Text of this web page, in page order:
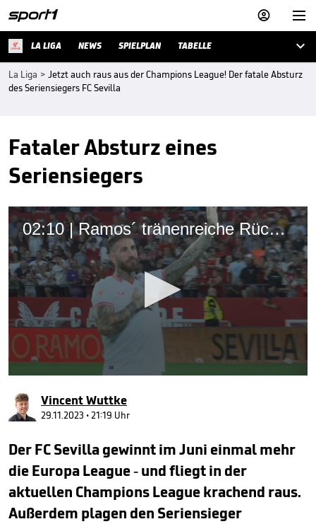


LA LIGA NEWS SPIELPLAN TABELLE 
La Liga > Jetzt auch raus aus der Champions League! Der fatale Absturz
des Seriensiegers FC Sevilla
Fataler Absturz eines
Seriensiegers
02:10 | Ramos´ tränenreiche Rückkehr nach Sevilla
seconds
of
2
minutes,
seconds
Vincent Wuttke
29.11.2023 • 21:19 Uhr
Der FC Sevilla gewinnt im Juni einmal mehr
die Europa League - und fliegt in der
aktuellen Champions League krachend raus.
Außerdem plagen den Seriensieger